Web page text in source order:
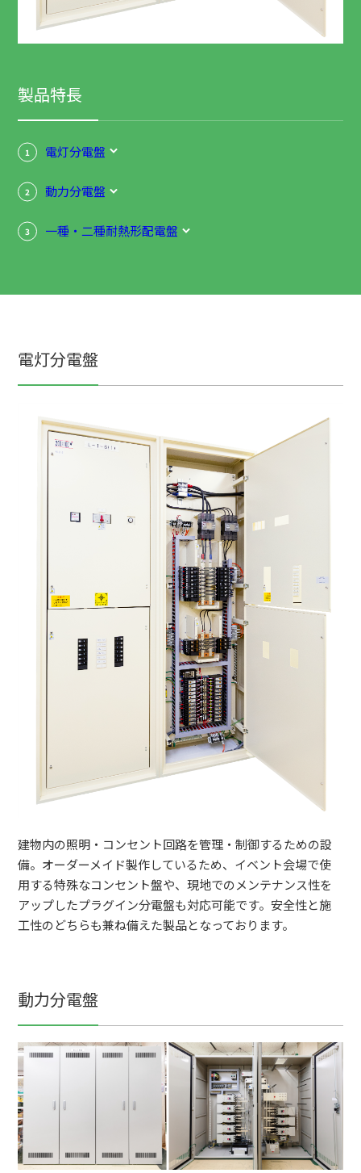
製品特長
1 電灯分電盤
2 動力分電盤
3 一種・二種耐熱形配電盤
電灯分電盤
建物内の照明・コンセント回路を管理・制御するための設
備。オーダーメイド製作しているため、イベント会場で使
用する特殊なコンセント盤や、現地でのメンテナンス性を
アップしたプラグイン分電盤も対応可能です。安全性と施
工性のどちらも兼ね備えた製品となっております。
動力分電盤